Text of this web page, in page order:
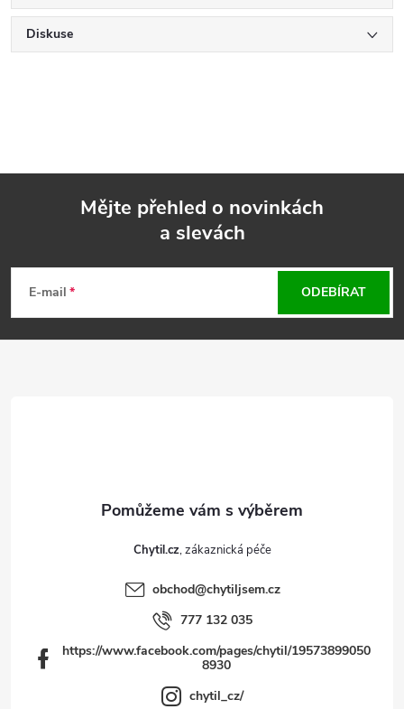
Diskuse
p
Mějte přehled o novinkách
a slevách
E-mail ODEBÍRAT
Chytil.cz
obchod@chytiljsem.cz
777 132 035
https://www.facebook.com/pages/chytil/19573899050
8930
chytil_cz/